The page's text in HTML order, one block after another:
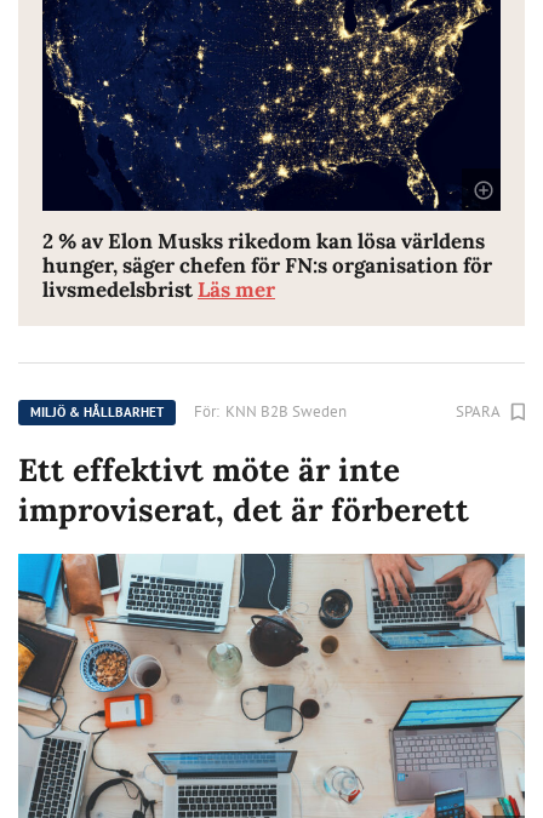
2 % av Elon Musks rikedom kan lösa världens
hunger, säger chefen för FN:s organisation för
livsmedelsbristLäs mer
MILJÖ & HÅLLBARHET För: KNN B2B Sweden SPARA
Ett effektivt möte är inte
improviserat, det är förberett